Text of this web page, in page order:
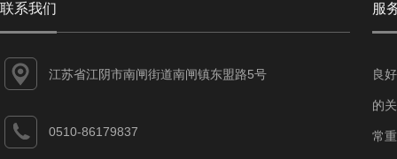
联系我们
江苏省江阴市南闸街道南闸镇东盟路5号
0510-86179837
服
良
的
常